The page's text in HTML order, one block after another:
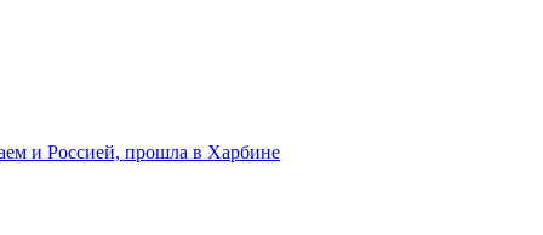
и Россией, прошла в Харбине